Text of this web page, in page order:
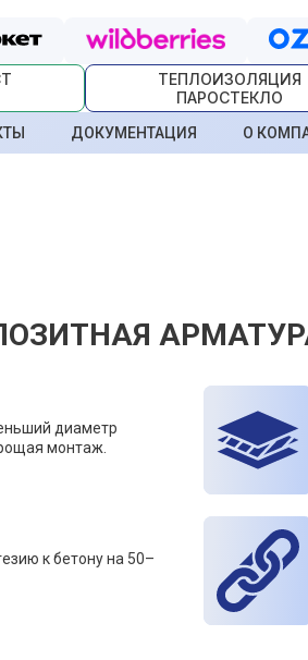
ТЕПЛОИЗОЛЯЦИЯ
ПАРОСТЕКЛО
ДОКУМЕНТАЦИЯ О
диаметр
монтаж.
к бетону на 50–